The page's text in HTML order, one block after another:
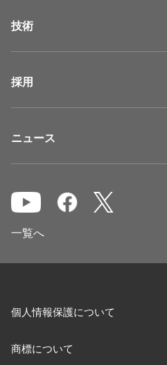
技術
採用
ニュース
一覧へ
個人情報保護について
商標について